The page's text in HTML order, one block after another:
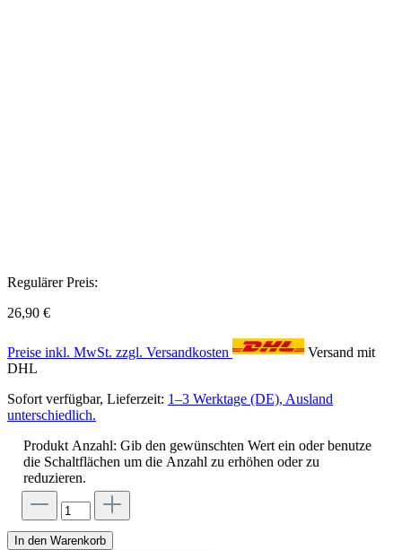
Regulärer Preis:
26,90 €
Preise inkl. MwSt. zzgl. Versandkosten
Versand mit
DHL
Sofort verfügbar, Lieferzeit: 1–3 Werktage (DE), Ausland
unterschiedlich.
Produkt Anzahl: Gib den gewünschten Wert ein oder benutze
die Schaltflächen um die Anzahl zu erhöhen oder zu
reduzieren.
In den Warenkorb